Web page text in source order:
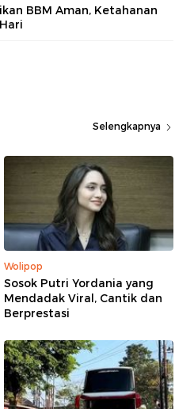
BBM Aman, Ketahanan
Selengkapnya
Wolipop
Sosok Putri Yordania yang
Mendadak Viral, Cantik dan
Berprestasi